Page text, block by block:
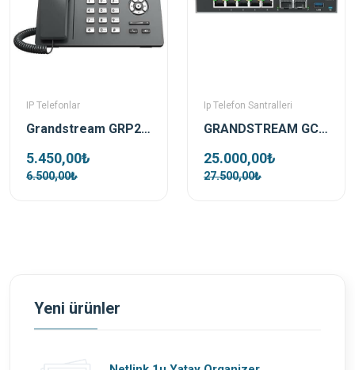
IP Telefonlar
Grandstream GRP2624 Ip Telefon
5.450,00₺
6.500,00₺
Ip Telefon Santralleri
GRANDSTREAM GCC6010 Telefon Santrali ,Wifi Controller ve Firewall
25.000,00₺
27.500,00₺
Yeni ürünler